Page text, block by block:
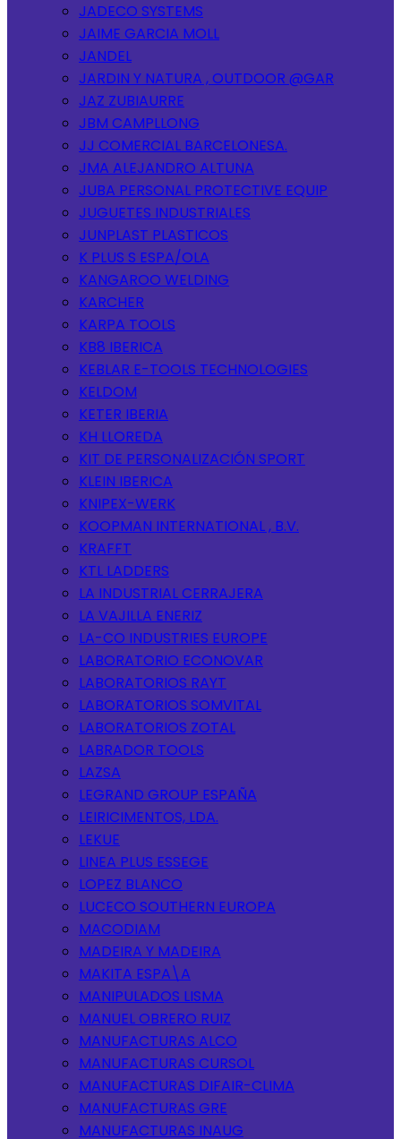
JADECO SYSTEMS
JAIME GARCIA MOLL
JANDEL
JARDIN Y NATURA , OUTDOOR @GAR
JAZ ZUBIAURRE
JBM CAMPLLONG
JJ COMERCIAL BARCELONESA.
JMA ALEJANDRO ALTUNA
JUBA PERSONAL PROTECTIVE EQUIP
JUGUETES INDUSTRIALES
JUNPLAST PLASTICOS
K PLUS S ESPA/OLA
KANGAROO WELDING
KARCHER
KARPA TOOLS
KB8 IBERICA
KEBLAR E-TOOLS TECHNOLOGIES
KELDOM
KETER IBERIA
KH LLOREDA
KIT DE PERSONALIZACIÓN SPORT
KLEIN IBERICA
KNIPEX-WERK
KOOPMAN INTERNATIONAL , B.V.
KRAFFT
KTL LADDERS
LA INDUSTRIAL CERRAJERA
LA VAJILLA ENERIZ
LA-CO INDUSTRIES EUROPE
LABORATORIO ECONOVAR
LABORATORIOS RAYT
LABORATORIOS SOMVITAL
LABORATORIOS ZOTAL
LABRADOR TOOLS
LAZSA
LEGRAND GROUP ESPAÑA
LEIRICIMENTOS, LDA.
LEKUE
LINEA PLUS ESSEGE
LOPEZ BLANCO
LUCECO SOUTHERN EUROPA
MACODIAM
MADEIRA Y MADEIRA
MAKITA ESPA\A
MANIPULADOS LISMA
MANUEL OBRERO RUIZ
MANUFACTURAS ALCO
MANUFACTURAS CURSOL
MANUFACTURAS DIFAIR-CLIMA
MANUFACTURAS GRE
MANUFACTURAS INAUG